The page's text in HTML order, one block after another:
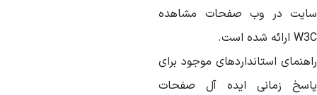
مشاهده
صفحات وب در
ارائه شده است.
استانداردهای موجود برای
زمانی ایده آل
صفحات